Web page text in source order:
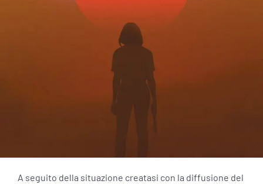
A seguito della situazione creatasi con la diffusione del